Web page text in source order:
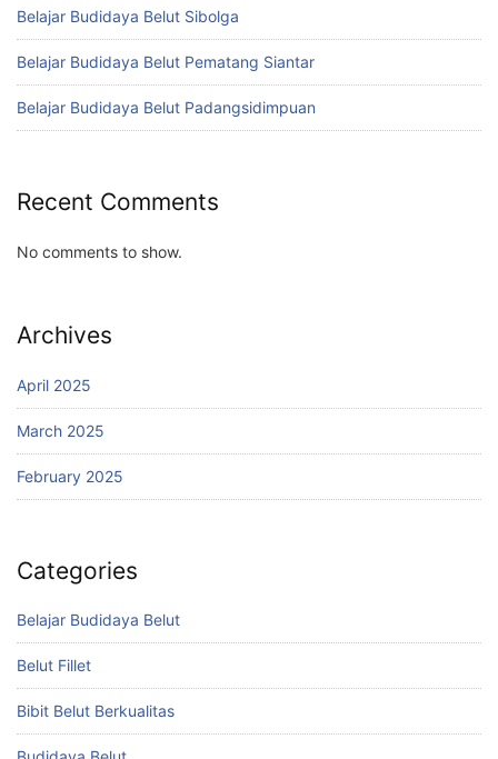
Belajar Budidaya Belut Sibolga
Belajar Budidaya Belut Pematang Siantar
Belajar Budidaya Belut Padangsidimpuan
Recent Comments
No comments to show.
Archives
April 2025
March 2025
February 2025
Categories
Belajar Budidaya Belut
Belut Fillet
Bibit Belut Berkualitas